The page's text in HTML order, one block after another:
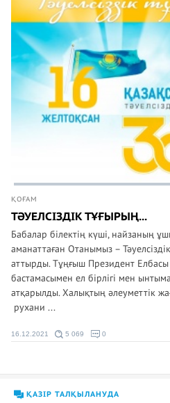
ҚОҒАМ
ТӘУЕЛСІЗДІК ТҰҒЫРЫҢ...
Бабалар білектің күші, найзаның
аманаттаған Отанымыз –
аттырды. Тұңғыш Президент
бастамасымен ел бірлігі мен
атқарылды. Халықтың әлеуметтік
рухани ...
16.12.2021 5 069 0
ҚАЗІР ТАЛҚЫЛАНУДА